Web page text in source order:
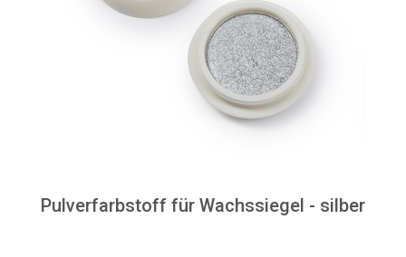
Pulverfarbstoff für Wachssiegel - silber